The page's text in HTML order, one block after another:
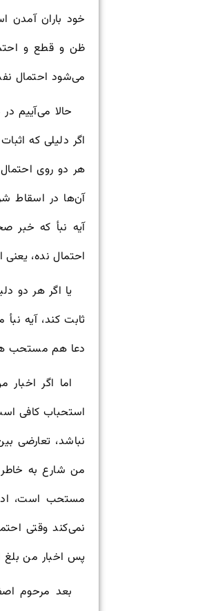
خود باران
ظن و قطع و
می‌شود احتمال
حالا می‌آییم
اگر دلیلی که
هر دو روی
آن‌ها در اسقاط
آیه نبأ که خبر
احتمال نده،
یا اگر هر دو
ثابت کند، آیه
دعا هم مستحب
اما اگر
استحباب کافی
نباشد، تعارضی
من شارع به
مستحب است،
نمی‌کند وقتی
پس اخبار من
بعد مرحوم